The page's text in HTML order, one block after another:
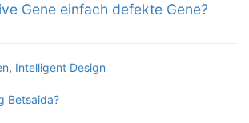
Gene einfach defekte Gene?
, Intelligent Design
Betsaida?